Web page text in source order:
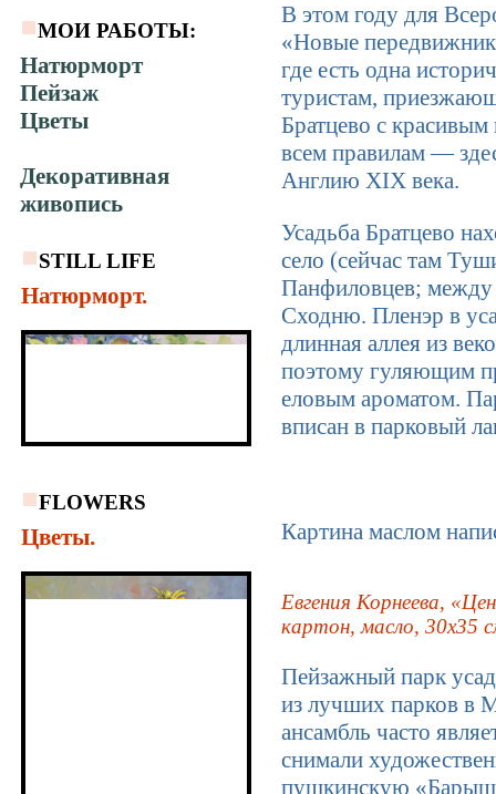
МОИ РАБОТЫ:
Натюрморт
Пейзаж
Цветы
Декоративная
живопись
STILL LIFE
Натюрморт.
FLOWERS
Цветы.
В этом году для
«Новые
где есть одна
туристам,
Братцево с
всем правилам —
Англию XIX века.
Усадьба Братцево
село (сейчас там
Панфиловцев; между
Сходню. Пленэр в
длинная аллея из
поэтому гуляющим
еловым ароматом.
вписан в парковый
Картина маслом
Евгения Корнеева,
картон, масло, 30х35
Пейзажный парк
из лучших парков в
ансамбль часто
снимали
пушкинскую